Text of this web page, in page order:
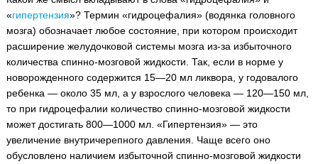
«гипертензия»? Термин «гидроцефалия» (водянка головного
мозга) обозначает любое состояние, при котором происходит
расширение желудочковой системы мозга из-за избыточного
количества спинно-мозговой жидкости. Так, если в норме у
новорожденного содержится 15—20 мл ликвора, у годовалого
ребенка — около 35 мл, а у взрослого человека — 120—150 мл,
то при гидроцефалии количество спинно-мозговой жидкости
может достигать 800—1000 мл. «Гипертензия» — это
увеличение внутричерепного давления. Чаще всего оно
обусловлено наличием избыточной спинно-мозговой жидкости